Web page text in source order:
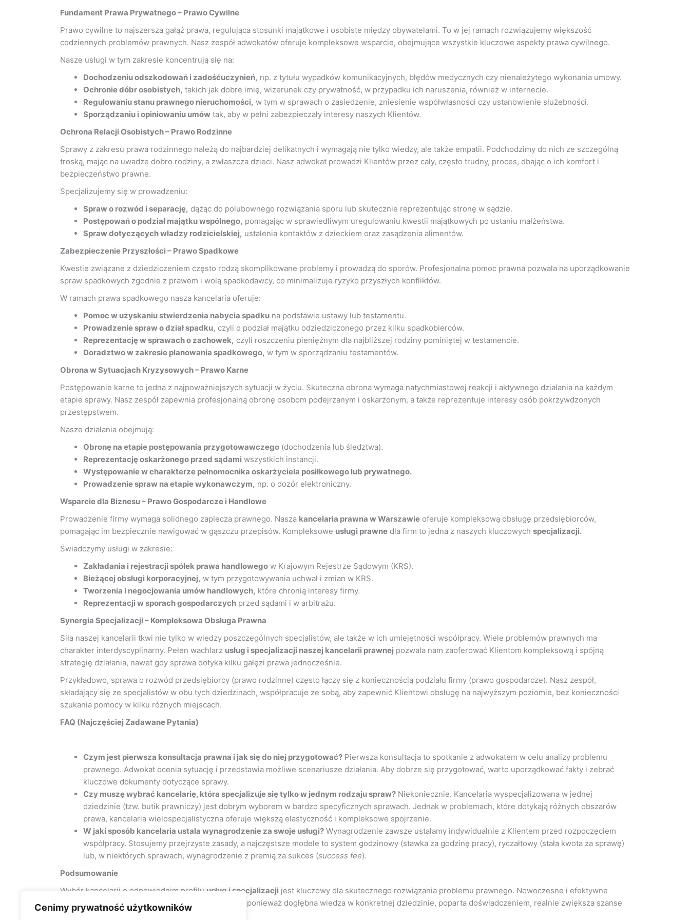
Cenimy prywatność użytkowników
Fundament Prawa Prywatnego – Prawo Cywilne
Prawo cywilne to najszersza gałąź prawa, regulująca stosunki majątkowe i osobiste między obywatelami. To w jej ramach rozwiązujemy większość
codziennych problemów prawnych. Nasz zespół adwokatów oferuje kompleksowe wsparcie, obejmujące wszystkie kluczowe aspekty prawa cywilnego.
Nasze usługi w tym zakresie koncentrują się na:
Dochodzeniu odszkodowań i zadośćuczynień, np. z tytułu wypadków komunikacyjnych, błędów medycznych czy nienależytego wykonania umowy.
Ochronie dóbr osobistych, takich jak dobre imię, wizerunek czy prywatność, w przypadku ich naruszenia, również w internecie.
Regulowaniu stanu prawnego nieruchomości, w tym w sprawach o zasiedzenie, zniesienie współwłasności czy ustanowienie służebności.
Sporządzaniu i opiniowaniu umów tak, aby w pełni zabezpieczały interesy naszych Klientów.
Ochrona Relacji Osobistych – Prawo Rodzinne
Sprawy z zakresu prawa rodzinnego należą do najbardziej delikatnych i wymagają nie tylko wiedzy, ale także empatii. Podchodzimy do nich ze szczególną
troską, mając na uwadze dobro rodziny, a zwłaszcza dzieci. Nasz adwokat prowadzi Klientów przez cały, często trudny, proces, dbając o ich komfort i
bezpieczeństwo prawne.
Specjalizujemy się w prowadzeniu:
Spraw o rozwód i separację, dążąc do polubownego rozwiązania sporu lub skutecznie reprezentując stronę w sądzie.
Postępowań o podział majątku wspólnego, pomagając w sprawiedliwym uregulowaniu kwestii majątkowych po ustaniu małżeństwa.
Spraw dotyczących władzy rodzicielskiej, ustalenia kontaktów z dzieckiem oraz zasądzenia alimentów.
Zabezpieczenie Przyszłości – Prawo Spadkowe
Kwestie związane z dziedziczeniem często rodzą skomplikowane problemy i prowadzą do sporów. Profesjonalna pomoc prawna pozwala na uporządkowanie
spraw spadkowych zgodnie z prawem i wolą spadkodawcy, co minimalizuje ryzyko przyszłych konfliktów.
W ramach prawa spadkowego nasza kancelaria oferuje:
Pomoc w uzyskaniu stwierdzenia nabycia spadku na podstawie ustawy lub testamentu.
Prowadzenie spraw o dział spadku, czyli o podział majątku odziedziczonego przez kilku spadkobierców.
Reprezentację w sprawach o zachowek, czyli roszczeniu pieniężnym dla najbliższej rodziny pominiętej w testamencie.
Doradztwo w zakresie planowania spadkowego, w tym w sporządzaniu testamentów.
Obrona w Sytuacjach Kryzysowych – Prawo Karne
Postępowanie karne to jedna z najpoważniejszych sytuacji w życiu. Skuteczna obrona wymaga natychmiastowej reakcji i aktywnego działania na każdym
etapie sprawy. Nasz zespół zapewnia profesjonalną obronę osobom podejrzanym i oskarżonym, a także reprezentuje interesy osób pokrzywdzonych
przestępstwem.
Nasze działania obejmują:
Obronę na etapie postępowania przygotowawczego (dochodzenia lub śledztwa).
Reprezentację oskarżonego przed sądami wszystkich instancji.
Występowanie w charakterze pełnomocnika oskarżyciela posiłkowego lub prywatnego.
Prowadzenie spraw na etapie wykonawczym, np. o dozór elektroniczny.
Wsparcie dla Biznesu – Prawo Gospodarcze i Handlowe
Prowadzenie firmy wymaga solidnego zaplecza prawnego. Nasza kancelaria prawna w Warszawie oferuje kompleksową obsługę przedsiębiorców,
pomagając im bezpiecznie nawigować w gąszczu przepisów. Kompleksowe usługi prawne dla firm to jedna z naszych kluczowych specjalizacji.
Świadczymy usługi w zakresie:
Zakładania i rejestracji spółek prawa handlowego w Krajowym Rejestrze Sądowym (KRS).
Bieżącej obsługi korporacyjnej, w tym przygotowywania uchwał i zmian w KRS.
Tworzenia i negocjowania umów handlowych, które chronią interesy firmy.
Reprezentacji w sporach gospodarczych przed sądami i w arbitrażu.
Synergia Specjalizacji – Kompleksowa Obsługa Prawna
Siła naszej kancelarii tkwi nie tylko w wiedzy poszczególnych specjalistów, ale także w ich umiejętności współpracy. Wiele problemów prawnych ma
charakter interdyscyplinarny. Pełen wachlarz usług i specjalizacji naszej kancelarii prawnej pozwala nam zaoferować Klientom kompleksową i spójną
strategię działania, nawet gdy sprawa dotyka kilku gałęzi prawa jednocześnie.
Przykładowo, sprawa o rozwód przedsiębiorcy (prawo rodzinne) często łączy się z koniecznością podziału firmy (prawo gospodarcze). Nasz zespół,
składający się ze specjalistów w obu tych dziedzinach, współpracuje ze sobą, aby zapewnić Klientowi obsługę na najwyższym poziomie, bez konieczności
szukania pomocy w kilku różnych miejscach.
FAQ (Najczęściej Zadawane Pytania)
Czym jest pierwsza konsultacja prawna i jak się do niej przygotować? Pierwsza konsultacja to spotkanie z adwokatem w celu analizy problemu
prawnego. Adwokat ocenia sytuację i przedstawia możliwe scenariusze działania. Aby dobrze się przygotować, warto uporządkować fakty i zebrać
kluczowe dokumenty dotyczące sprawy.
Czy muszę wybrać kancelarię, która specjalizuje się tylko w jednym rodzaju spraw? Niekoniecznie. Kancelaria wyspecjalizowana w jednej
dziedzinie (tzw. butik prawniczy) jest dobrym wyborem w bardzo specyficznych sprawach. Jednak w problemach, które dotykają różnych obszarów
prawa, kancelaria wielospecjalistyczna oferuje większą elastyczność i kompleksowe spojrzenie.
W jaki sposób kancelaria ustala wynagrodzenie za swoje usługi? Wynagrodzenie zawsze ustalamy indywidualnie z Klientem przed rozpoczęciem
współpracy. Stosujemy przejrzyste zasady, a najczęstsze modele to system godzinowy (stawka za godzinę pracy), ryczałtowy (stała kwota za sprawę)
lub, w niektórych sprawach, wynagrodzenie z premią za sukces (success fee).
Podsumowanie
Wybór kancelarii o odpowiednim profilu usług i specjalizacji jest kluczowy dla skutecznego rozwiązania problemu prawnego. Nowoczesne i efektywne
doradztwo opiera się na fundamencie specjalizacji, ponieważ dogłębna wiedza w konkretnej dziedzinie, poparta doświadczeniem, realnie zwiększa szanse
na pomyślne zakończenie sprawy.